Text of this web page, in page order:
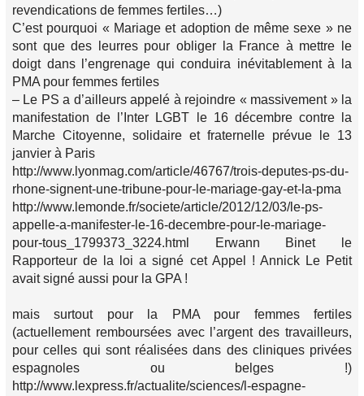
revendications de femmes fertiles…)
C’est pourquoi « Mariage et adoption de même sexe » ne
sont que des leurres pour obliger la France à mettre le
doigt dans l’engrenage qui conduira inévitablement à la
PMA pour femmes fertiles
– Le PS a d’ailleurs appelé à rejoindre « massivement » la
manifestation de l’Inter LGBT le 16 décembre contre la
Marche Citoyenne, solidaire et fraternelle prévue le 13
janvier à Paris
http://www.lyonmag.com/article/46767/trois-deputes-ps-du-
rhone-signent-une-tribune-pour-le-mariage-gay-et-la-pma
http://www.lemonde.fr/societe/article/2012/12/03/le-ps-
appelle-a-manifester-le-16-decembre-pour-le-mariage-
pour-tous_1799373_3224.html Erwann Binet le
Rapporteur de la loi a signé cet Appel ! Annick Le Petit
avait signé aussi pour la GPA !
mais surtout pour la PMA pour femmes fertiles
(actuellement remboursées avec l’argent des travailleurs,
pour celles qui sont réalisées dans des cliniques privées
espagnoles ou belges !)
http://www.lexpress.fr/actualite/sciences/l-espagne-